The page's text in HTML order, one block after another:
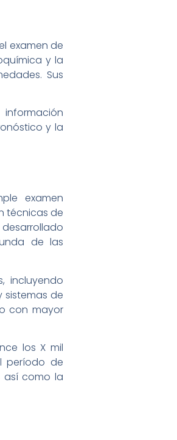
examen de
y la
Sus
y la
examen
técnicas de
de las
incluyendo
sistemas de
con mayor
los X mil
período de
así como la